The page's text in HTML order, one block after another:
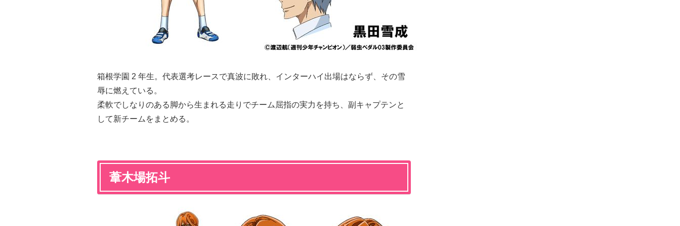
箱根学園 2 年生。代表選考レースで真波に敗れ、インターハイ出場はならず、その雪
辱に燃えている。
柔軟でしなりのある脚から生まれる走りでチーム屈指の実力を持ち、副キャプテンと
して新チームをまとめる。
葦木場拓斗